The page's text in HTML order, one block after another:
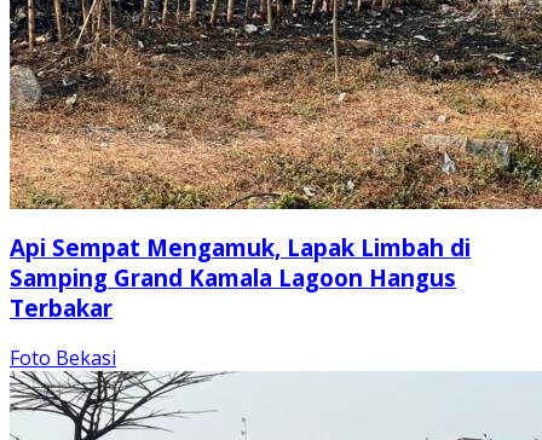
Api Sempat Mengamuk, Lapak Limbah di
Samping Grand Kamala Lagoon Hangus
Terbakar
Foto Bekasi